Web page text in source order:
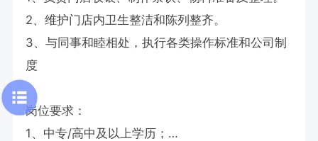
2、维护门店内卫生整洁和陈列整齐。
3、与同事和睦相处，执行各类操作标准和公司制
度
岗位要求：
1、中专/高中及以上学历；